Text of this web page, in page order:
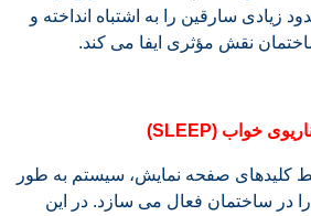
زیادی سارقین را به اشتباه انداخته و
نقش مؤثری ایفا می کند.
کلیدهای صفحه نمایش، سیستم به طور
در ساختمان فعال می سازد. در این